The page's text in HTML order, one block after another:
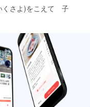
くさよ)をこえて 子